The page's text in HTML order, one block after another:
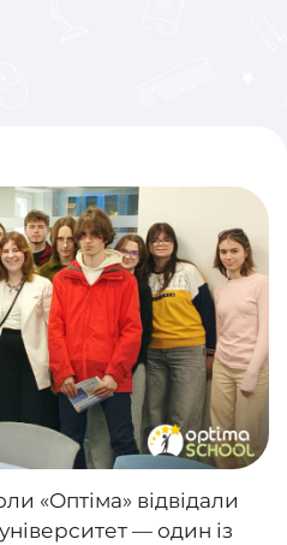
«Оптіма» відвідали
— один із